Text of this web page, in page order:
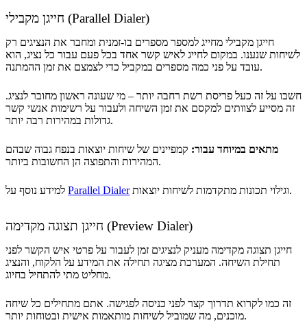
חייגן מקבילי (Parallel Dialer)
חייגן מקבילי מחייג למספר מספרים בו-זמנית ומחבר את הנציגים רק
לשיחות שנענו. במקום לחייג לאיש קשר אחד בכל פעם עבור כל נציג, הוא
עובד על פני כמה מספרים במקביל כדי לצמצם את זמן ההמתנה.
חשבו על זה כעל פריסת רשת רחבה יותר – מי שעונה ראשון מחובר לנציג.
זה מסייע לצוותים למקסם את זמן השיחה ולעבור על רשימות אנשי קשר
גדולות במהירות רבה יותר.
מתאים במיוחד עבור: קמפיינים של שיחות יוצאות בנפח גבוה שבהם
המהירות והתפוצה הן החשובות ביותר.
Parallel Dialer וגילוי תכונות מתקדמות לשיחות יוצאות.
חייגן תצוגה מקדימה (Preview Dialer)
חייגן תצוגה מקדימה מעניק לנציגים זמן לעבור על פרטי איש הקשר לפני
תחילת השיחה. המערכת מציגה תחילה את המידע על הלקוח, והנציג
מחליט מתי להתחיל בחיוג.
זה כמו לקרוא תדרוך קצר לפני כניסה לפגישה. אתם מתחילים כל שיחה
מוכנים, מה שמוביל לשיחות מותאמות אישית ובטוחות יותר.